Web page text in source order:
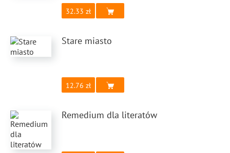
32.33
Stare miasto
12.76
Remedium dla literatów